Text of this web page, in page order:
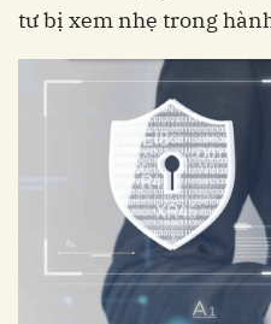
tư bị xem nhẹ trong